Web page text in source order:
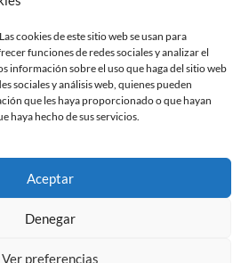
cookies de este sitio web se usan para
funciones de redes sociales y analizar el
información sobre el uso que haga del sitio web
sociales y análisis web, quienes pueden
que les haya proporcionado o que hayan
haya hecho de sus servicios.
Aceptar
Denegar
Ver preferencias